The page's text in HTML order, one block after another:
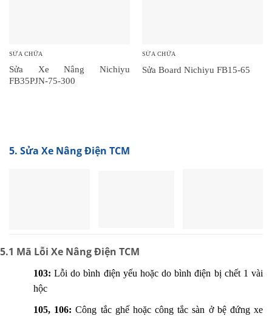
SỬA CHỮA
Sửa Xe Nâng Nichiyu
FB35PJN-75-300
SỬA CHỮA
Sửa Board Nichiyu FB15-65
5. Sửa Xe Nâng Điện TCM
5.1 Mã Lỗi Xe Nâng Điện TCM
103: Lỗi do bình điện yếu hoặc do bình điện bị chết 1 vài
hộc
105, 106: Công tắc ghế hoặc công tắc sàn ở bệ đứng xe